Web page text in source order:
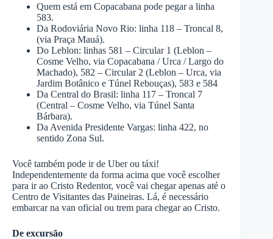
Quem está em Copacabana pode pegar a linha
583.
Da Rodoviária Novo Rio: linha 118 – Troncal 8,
(via Praça Mauá).
Do Leblon: linhas 581 – Circular 1 (Leblon –
Cosme Velho, via Copacabana / Urca / Largo do
Machado), 582 – Circular 2 (Leblon – Urca, via
Jardim Botânico e Túnel Rebouças), 583 e 584
Da Central do Brasil: linha 117 – Troncal 7
(Central – Cosme Velho, via Túnel Santa
Bárbara).
Da Avenida Presidente Vargas: linha 422, no
sentido Zona Sul.
Você também pode ir de Uber ou táxi!
Independentemente da forma acima que você escolher
para ir ao Cristo Redentor, você vai chegar apenas até o
Centro de Visitantes das Paineiras. Lá, é necessário
embarcar na van oficial ou trem para chegar ao Cristo.
De excursão